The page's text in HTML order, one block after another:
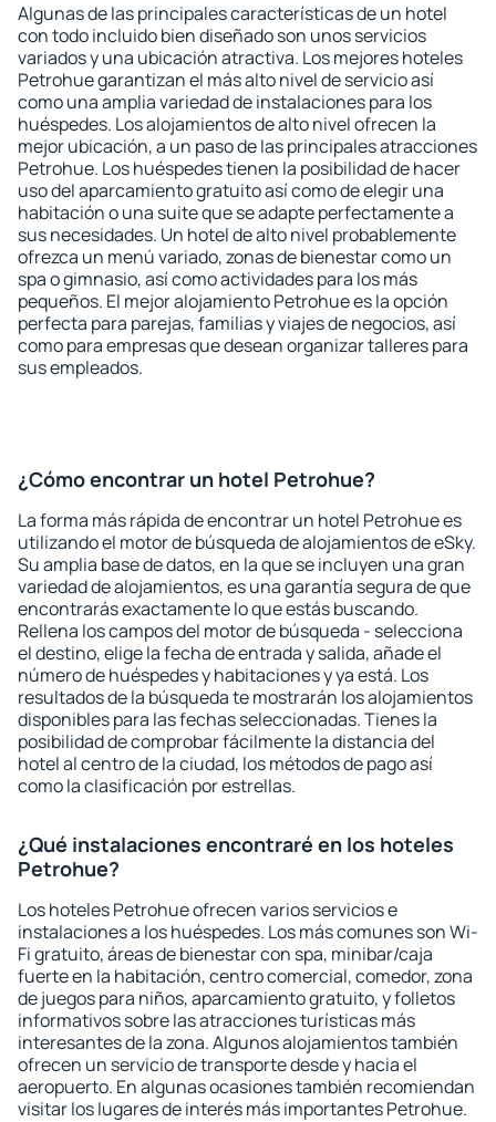
Algunas de las principales características de un hotel
con todo incluido bien diseñado son unos servicios
variados y una ubicación atractiva. Los mejores hoteles
Petrohue garantizan el más alto nivel de servicio así
como una amplia variedad de instalaciones para los
huéspedes. Los alojamientos de alto nivel ofrecen la
mejor ubicación, a un paso de las principales atracciones
Petrohue. Los huéspedes tienen la posibilidad de hacer
uso del aparcamiento gratuito así como de elegir una
habitación o una suite que se adapte perfectamente a
sus necesidades. Un hotel de alto nivel probablemente
ofrezca un menú variado, zonas de bienestar como un
spa o gimnasio, así como actividades para los más
pequeños. El mejor alojamiento Petrohue es la opción
perfecta para parejas, familias y viajes de negocios, así
como para empresas que desean organizar talleres para
sus empleados.
¿Cómo encontrar un hotel Petrohue?
La forma más rápida de encontrar un hotel Petrohue es
utilizando el motor de búsqueda de alojamientos de eSky.
Su amplia base de datos, en la que se incluyen una gran
variedad de alojamientos, es una garantía segura de que
encontrarás exactamente lo que estás buscando.
Rellena los campos del motor de búsqueda - selecciona
el destino, elige la fecha de entrada y salida, añade el
número de huéspedes y habitaciones y ya está. Los
resultados de la búsqueda te mostrarán los alojamientos
disponibles para las fechas seleccionadas. Tienes la
posibilidad de comprobar fácilmente la distancia del
hotel al centro de la ciudad, los métodos de pago así
como la clasificación por estrellas.
¿Qué instalaciones encontraré en los hoteles
Petrohue?
Los hoteles Petrohue ofrecen varios servicios e
instalaciones a los huéspedes. Los más comunes son Wi-
Fi gratuito, áreas de bienestar con spa, minibar/caja
fuerte en la habitación, centro comercial, comedor, zona
de juegos para niños, aparcamiento gratuito, y folletos
informativos sobre las atracciones turísticas más
interesantes de la zona. Algunos alojamientos también
ofrecen un servicio de transporte desde y hacia el
aeropuerto. En algunas ocasiones también recomiendan
visitar los lugares de interés más importantes Petrohue.